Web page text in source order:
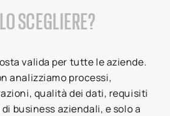
SCEGLIERE?
valida per tutte le aziende.
analizziamo processi,
qualità dei dati, requisiti
business aziendali, e solo a